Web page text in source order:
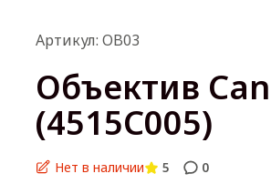
Артикул: OB03
Объектив
(4515C005)
Нет в наличии 5 0